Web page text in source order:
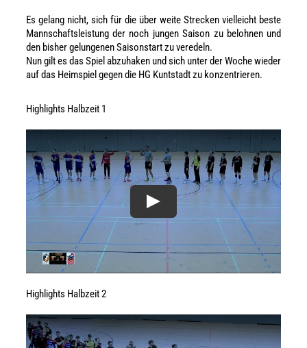
Es gelang nicht, sich für die über weite Strecken vielleicht beste
Mannschaftsleistung der noch jungen Saison zu belohnen und
den bisher gelungenen Saisonstart zu veredeln.
Nun gilt es das Spiel abzuhaken und sich unter der Woche wieder
auf das Heimspiel gegen die HG Kuntstadt zu konzentrieren.
Highlights Halbzeit 1
Highlights Halbzeit 2